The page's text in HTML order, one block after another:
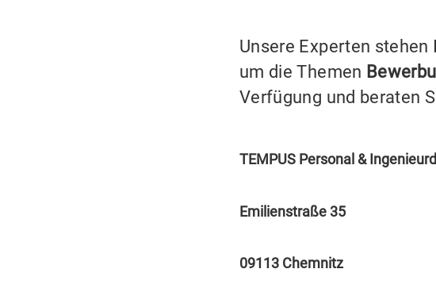
Unsere Experten
um die Themen
Verfügung und beraten
TEMPUS Personal &
Emilienstraße 35
09113 Chemnitz